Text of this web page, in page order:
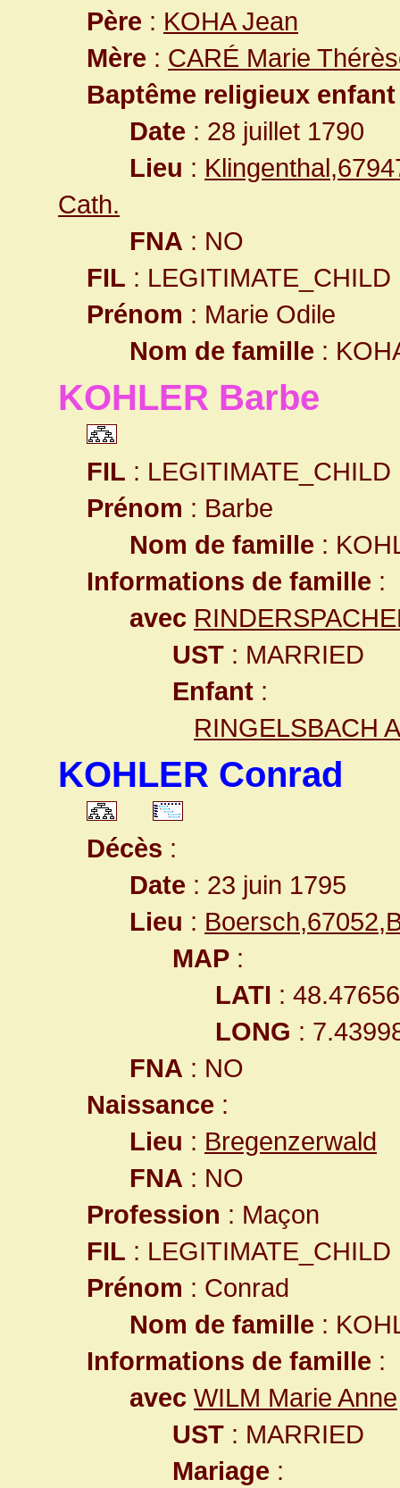
Père : KOHA Jean
Mère : CARÉ Marie
Baptême religieux enfant
Date : 28 juillet 1790
Lieu :
Cath.
FNA : NO
FIL : LEGITIMATE_CHILD
Prénom : Marie Odile
Nom de famille :
KOHLER Barbe
FIL : LEGITIMATE_CHILD
Prénom : Barbe
Nom de famille :
Informations de famille :
avec
UST : MARRIED
Enfant :
RINGELSBACH
KOHLER Conrad
Décès :
Date : 23 juin 1795
Lieu :
MAP :
LATI :
LONG :
FNA : NO
Naissance :
Lieu : Bregenzerwald
FNA : NO
Profession : Maçon
FIL : LEGITIMATE_CHILD
Prénom : Conrad
Nom de famille :
Informations de famille :
avec WILM Marie Anne
UST : MARRIED
Mariage :